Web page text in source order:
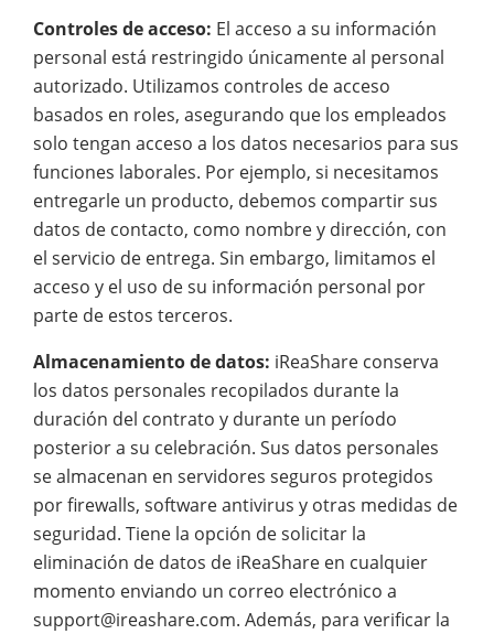
Controles de acceso: El acceso a su información
personal está restringido únicamente al personal
autorizado. Utilizamos controles de acceso
basados ​​en roles, asegurando que los empleados
solo tengan acceso a los datos necesarios para sus
funciones laborales. Por ejemplo, si necesitamos
entregarle un producto, debemos compartir sus
datos de contacto, como nombre y dirección, con
el servicio de entrega. Sin embargo, limitamos el
acceso y el uso de su información personal por
parte de estos terceros.
Almacenamiento de datos: iReaShare conserva
los datos personales recopilados durante la
duración del contrato y durante un período
posterior a su celebración. Sus datos personales
se almacenan en servidores seguros protegidos
por firewalls, software antivirus y otras medidas de
seguridad. Tiene la opción de solicitar la
eliminación de datos de iReaShare en cualquier
momento enviando un correo electrónico a
support@ireashare.com. Además, para verificar la